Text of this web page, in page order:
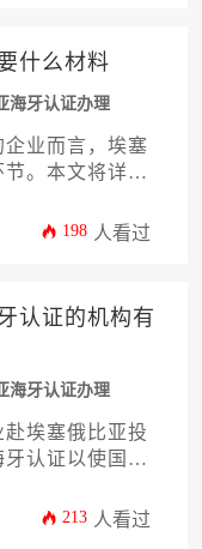
什么材料
海牙认证办理
业而言，埃塞
。本文将详细
成认证的实用策
198 人看过
认证的机构有
海牙认证办理
埃塞俄比亚投
认证以使国内
本文深度剖析在
213 人看过